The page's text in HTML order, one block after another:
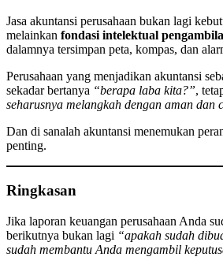
Jasa akuntansi perusahaan bukan lagi
melainkan fondasi intelektual
dalamnya tersimpan peta, kompas, dan
Perusahaan yang menjadikan akuntansi
sekadar bertanya “berapa laba kita?”,
seharusnya melangkah dengan aman dan
Dan di sanalah akuntansi menemukan
penting.
Ringkasan
Jika laporan keuangan perusahaan Anda
berikutnya bukan lagi “apakah sudah
sudah membantu Anda mengambil